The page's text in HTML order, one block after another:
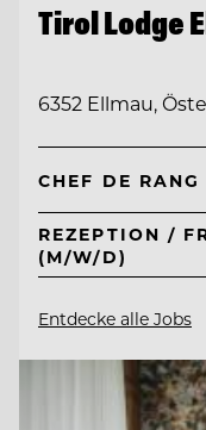
Tirol Lodge
6352 Ellmau,
CHEF DE RANG
REZEPTION /
(M/W/D)
Entdecke alle Jobs